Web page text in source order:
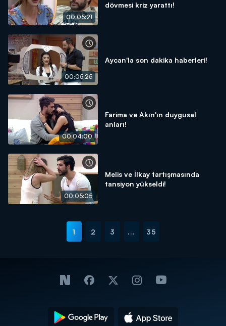
00:05:21
dövmesi kriz yarattı!
00:05:25
Aycan'la son dakika haberleri!
00:04:00
Farima ve Akın'ın duygusal
anları!
00:05:05
Melis ve İlkay tartışmasında
tansiyon yükseldi!
1 2 3 ... 35